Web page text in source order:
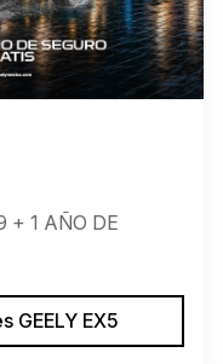
+ 1 AÑO DE
GEELY EX5